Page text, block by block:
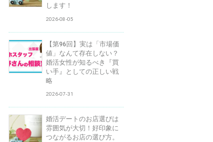
します！
2026-08-05
【第96回】実は「市場価
値」なんて存在しない？
婚活女性が知るべき『買
い手』としての正しい戦
略
2026-07-31
婚活デートのお店選びは
雰囲気が大切！好印象に
つながるお店の選び方。